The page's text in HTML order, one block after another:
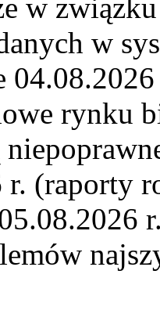
w
w
rynku
r. (raporty